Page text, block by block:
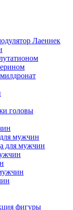
Лаеннек
головы
мужчин
для мужчин
фигуры